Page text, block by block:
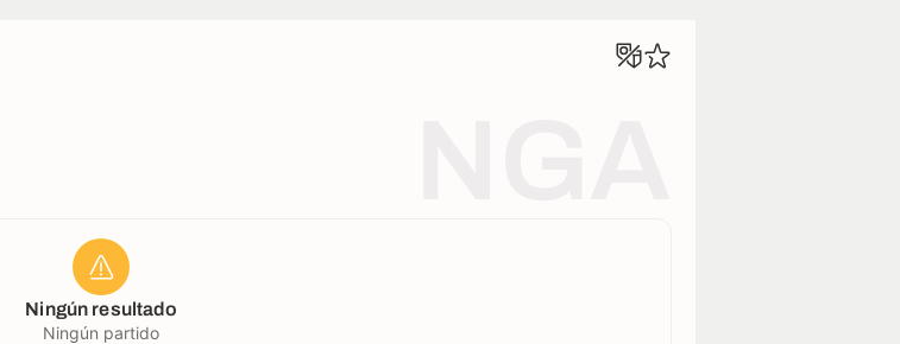
Ningún resultado
Ningún partido